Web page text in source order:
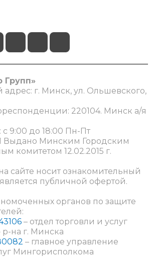
г. Минск, ул. Ольшевского,
220104. Минск а/я
9:00 до 18:00 Пн-Пт
Выдано Минским Городским
комитетом 12.02.2015 г.
сайте носит ознакомительный
публичной офертой.
органов по защите
– отдел торговли и услуг
на г. Минска
– главное управление
Мингорисполкома